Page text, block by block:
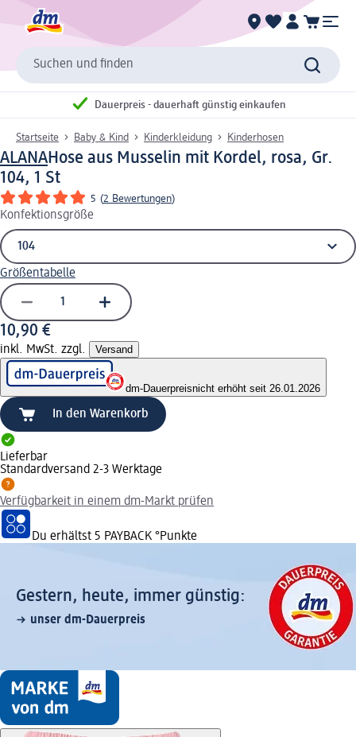
Suchen und finden
Dauerpreis - dauerhaft günstig einkaufen
Startseite Baby & Kind Kinderkleidung Kinderhosen
ALANAHose aus Musselin mit Kordel, rosa, Gr.
104, 1 St
5 (2 Bewertungen)
Konfektionsgröße
Größentabelle
10,90 €
inkl. MwSt. zzgl. Versand
dm-Dauerpreisnicht erhöht seit 26.01.2026
In den Warenkorb
Lieferbar
Standardversand 2-3 Werktage
Verfügbarkeit in einem dm-Markt prüfen
Du erhältst 5 PAYBACK °Punkte
Gestern, heute, immer günstig:
unser dm-Dauerpreis